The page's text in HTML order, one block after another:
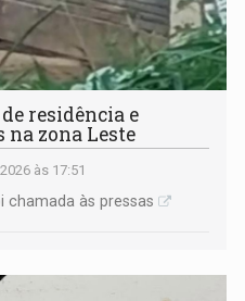
residência e
na zona Leste
às 17:51
chamada às pressas